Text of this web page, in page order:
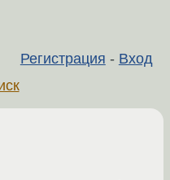
Регистрация - Вход